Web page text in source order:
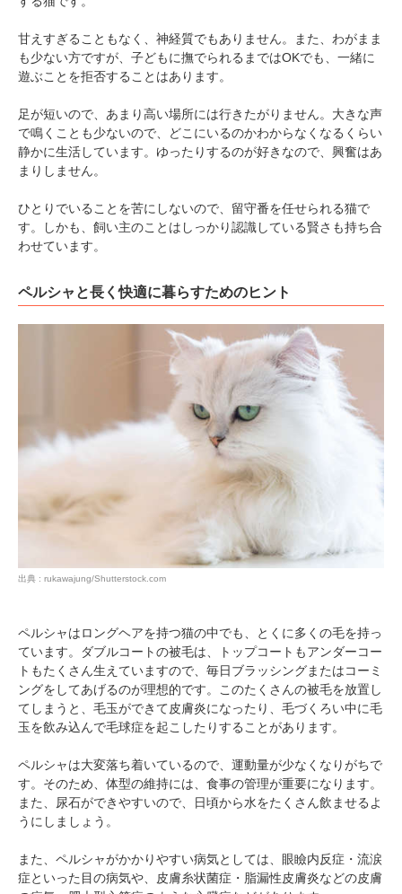
甘えすぎることもなく、神経質でもありません。また、わがまま
も少ない方ですが、子どもに撫でられるまではOKでも、一緒に
遊ぶことを拒否することはあります。
足が短いので、あまり高い場所には行きたがりません。大きな声
で鳴くことも少ないので、どこにいるのかわからなくなるくらい
静かに生活しています。ゆったりするのが好きなので、興奮はあ
まりしません。
ひとりでいることを苦にしないので、留守番を任せられる猫で
す。しかも、飼い主のことはしっかり認識している賢さも持ち合
わせています。
ペルシャと長く快適に暮らすためのヒント
出典 : rukawajung/Shutterstock.com
ペルシャはロングヘアを持つ猫の中でも、とくに多くの毛を持っ
ています。ダブルコートの被毛は、トップコートもアンダーコー
トもたくさん生えていますので、毎日ブラッシングまたはコーミ
ングをしてあげるのが理想的です。このたくさんの被毛を放置し
てしまうと、毛玉ができて皮膚炎になったり、毛づくろい中に毛
玉を飲み込んで毛球症を起こしたりすることがあります。
ペルシャは大変落ち着いているので、運動量が少なくなりがちで
す。そのため、体型の維持には、食事の管理が重要になります。
また、尿石ができやすいので、日頃から水をたくさん飲ませるよ
うにしましょう。
また、ペルシャがかかりやすい病気としては、眼瞼内反症・流涙
症といった目の病気や、皮膚糸状菌症・脂漏性皮膚炎などの皮膚
pecodogs
いぬ部をフォロー
pecocats
ねこ部をフォロー
アプリをダウンロードする